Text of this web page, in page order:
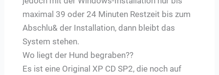
maximal 39 oder 24 Minuten Restzeit bis zum
Abschlu& der Installation, dann bleibt das
System stehen.
Wo liegt der Hund begraben??
Es ist eine Original XP CD SP2, die noch auf